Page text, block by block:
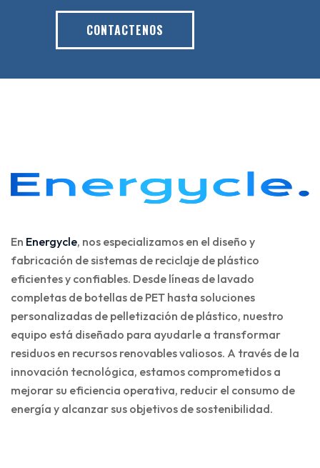
CONTACTENOS
En Energycle, nos especializamos en el diseño y
fabricación de sistemas de reciclaje de plástico
eficientes y confiables. Desde líneas de lavado
completas de botellas de PET hasta soluciones
personalizadas de pelletización de plástico, nuestro
equipo está diseñado para ayudarle a transformar
residuos en recursos renovables valiosos. A través de la
innovación tecnológica, estamos comprometidos a
mejorar su eficiencia operativa, reducir el consumo de
energía y alcanzar sus objetivos de sostenibilidad.